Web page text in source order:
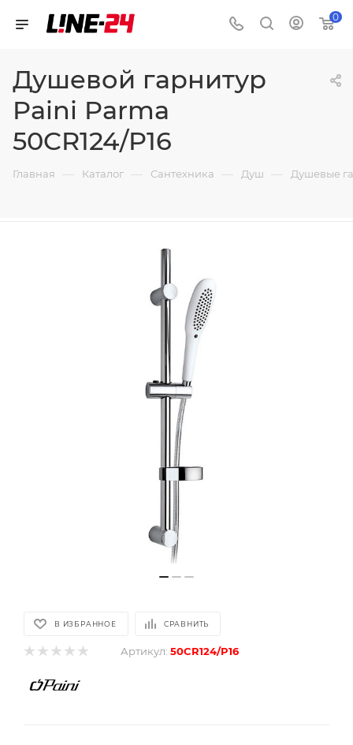
0
Душевой гарнитур
Paini Parma
50CR124/P16
Главная — Каталог — Сантехника — Душ — Душевые
В ИЗБРАННОЕ СРАВНИТЬ
Артикул: 50CR124/P16